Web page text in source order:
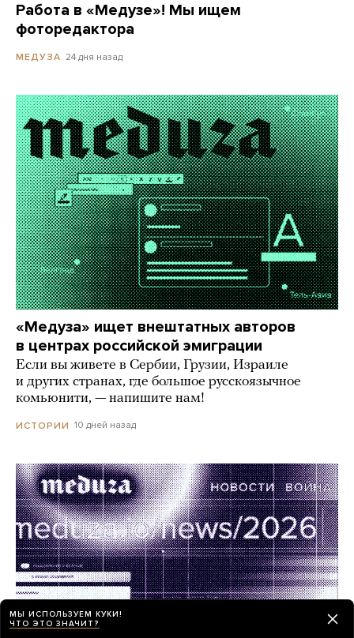
Работа в «Медузе»! Мы ищем
фоторедактора
МЕДУЗА 24 дня назад
«Медуза» ищет внештатных авторов
в центрах российской эмиграции
Если вы живете в Сербии, Грузии, Израиле
и других странах, где большое русскоязычное
комьюнити, — напишите нам!
ИСТОРИИ 10 дней назад
МЫ ИСПОЛЬЗУЕМ КУКИ!
ЧТО ЭТО ЗНАЧИТ?